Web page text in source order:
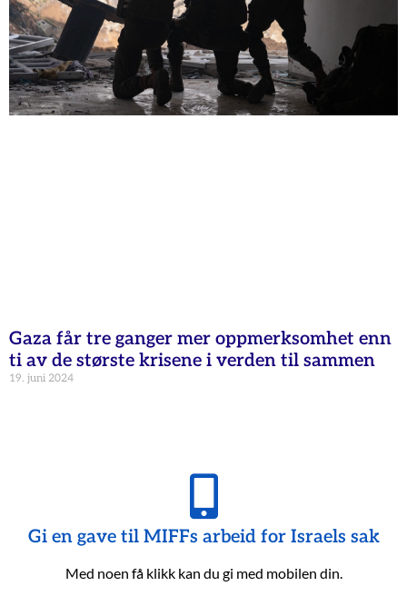
Gaza får tre ganger mer oppmerksomhet enn
ti av de største krisene i verden til sammen
19. juni 2024
Gi en gave til MIFFs arbeid for Israels sak
Med noen få klikk kan du gi med mobilen din.